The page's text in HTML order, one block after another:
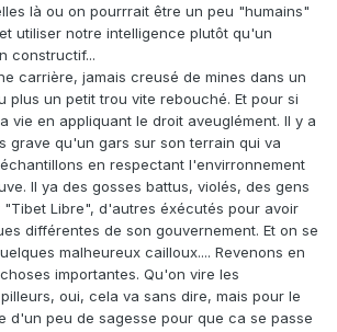
là ou on pourrrait être un peu "humains"
utiliser notre intelligence plutôt qu'un
constructif...
carrière, jamais creusé de mines dans un
plus un petit trou vite rebouché. Et pour si
vie en appliquant le droit aveuglément. Il y a
grave qu'un gars sur son terrain qui va
en respectant l'envirronnement
Il ya des gosses battus, violés, des gens
Libre", d'autres éxécutés pour avoir
différentes de son gouvernement. Et on se
malheureux cailloux.... Revenons en
importantes. Qu'on vire les
oui, cela va sans dire, mais pour le
d'un peu de sagesse pour que ca se passe